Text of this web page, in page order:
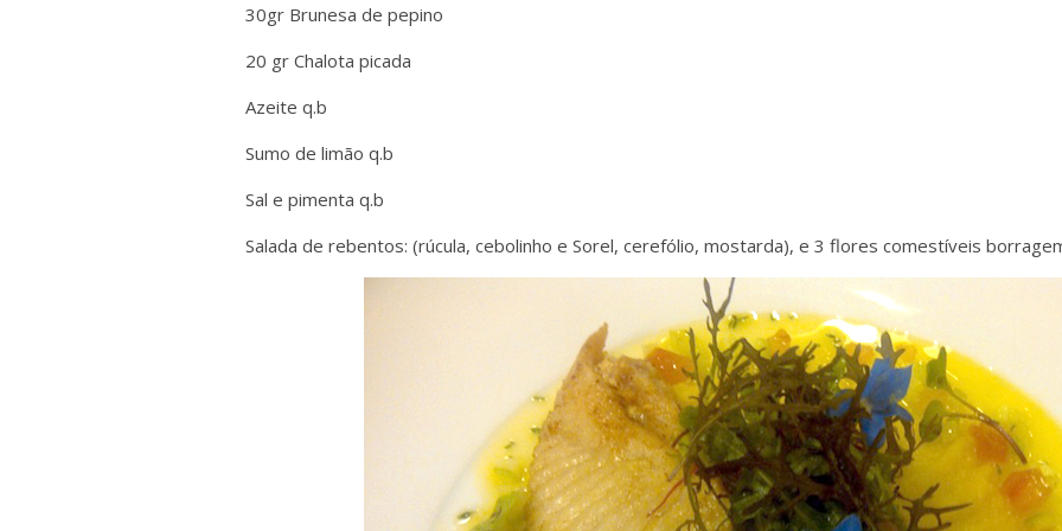
30gr Brunesa de pepino
20 gr Chalota picada
Azeite q.b
Sumo de limão q.b
Sal e pimenta q.b
Salada de rebentos: (rúcula, cebolinho e Sorel, cerefólio, mostarda), e 3 flores comestíveis